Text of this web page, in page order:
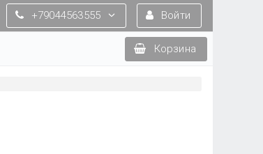
Войти
+79044563555
Корзина